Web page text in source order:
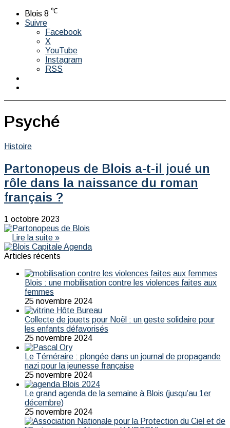
Blois 8 ℃
Suivre
Facebook
X
YouTube
Instagram
RSS
Psyché
Histoire
Partonopeus de Blois a-t-il joué un
rôle dans la naissance du roman
français ?
1 octobre 2023
Lire la suite »
Articles récents
Blois : une mobilisation contre les violences faites aux
femmes
25 novembre 2024
Collecte de jouets pour Noël : un geste solidaire pour
les enfants défavorisés
25 novembre 2024
Le Téméraire : plongée dans un journal de propagande
nazi pour la jeunesse française
25 novembre 2024
Le grand agenda de la semaine à Blois (jusqu’au 1er
décembre)
25 novembre 2024